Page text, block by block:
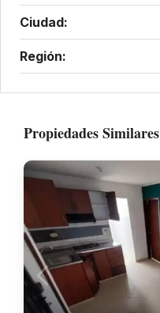
Ciudad:
Región:
Propiedades Similares